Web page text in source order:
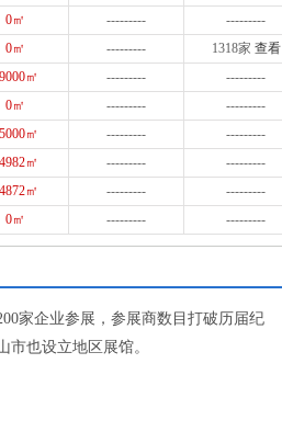
0㎡ ---------
---------
0㎡ --------- 1318家 查看
㎡ ---------
---------
0㎡ ---------
---------
㎡ ---------
---------
㎡ ---------
---------
㎡ ---------
---------
0㎡ --------- ---------
家企业参展，参展商数目打破历届纪
也设立地区展馆。